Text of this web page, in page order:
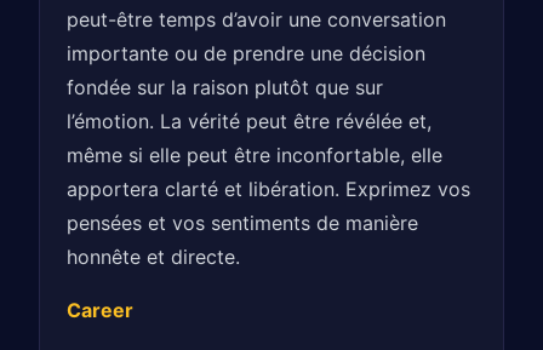
peut-être temps d’avoir une conversation
importante ou de prendre une décision
fondée sur la raison plutôt que sur
l’émotion. La vérité peut être révélée et,
même si elle peut être inconfortable, elle
apportera clarté et libération. Exprimez vos
pensées et vos sentiments de manière
honnête et directe.
Career